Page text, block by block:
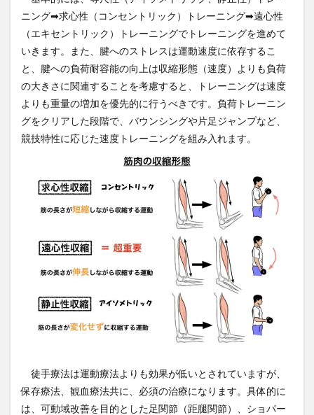
ニング➡求心性（コンセントリック）トレーニング➡遠心性
（エキセントリック）トレーニングでトレーニングを進めて
いきます。また、腱へのストレスは運動速度に依存するこ
と、腱への負荷耐容能の向上は収縮形態（速度）よりも負荷
の大きさに関連することを考慮すると、トレーニングは速度
よりも重量の増加を優先的に行うべきです。負荷トレーニン
グをクリアした段階で、バウンシングや片足ジャンプなど、
競技特性に応じた速度トレーニングを組み入れます。
徒手療法は運動療法よりも効果が低いとされていますが、
保存療法、観血療法共に、必須の治療になります。具体的に
は、可動域改善を目的とした足関節（距腿関節）、ショパー